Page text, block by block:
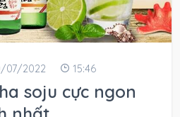
07/2022 15:46
soju cực ngon